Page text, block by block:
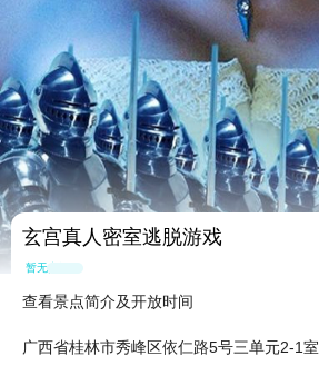
玄宫真人密室逃脱游戏
暂无点评
查看景点简介及开放时间
广西省桂林市秀峰区依仁路5号三单元2-1室